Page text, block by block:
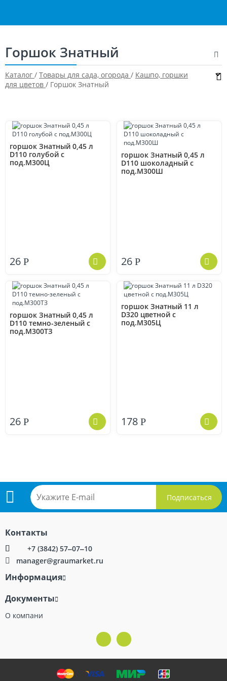
Горшок Знатный
Каталог / Товары для сада, огорода / Кашпо, горшки
для цветов / Горшок Знатный
горшок Знатный 0,45 л
D110 голубой с
под.М300Ц
26 Р
горшок Знатный 0,45 л
D110 шоколадный с
под.М300Ш
26 Р
горшок Знатный 0,45 л
D110 темно-зеленый с
под.М300ТЗ
26 Р
горшок Знатный 11 л
D320 цветной с
под.М305Ц
178 Р
Контакты
+7 (3842) 57‒07‒10
manager@graumarket.ru
Информация
Документы
О компани